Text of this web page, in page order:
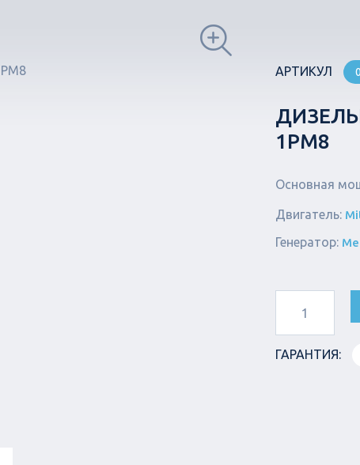
АРТИКУЛ
1РМ8
Основная
Двигатель:
Генератор:
ГАРАНТИЯ: